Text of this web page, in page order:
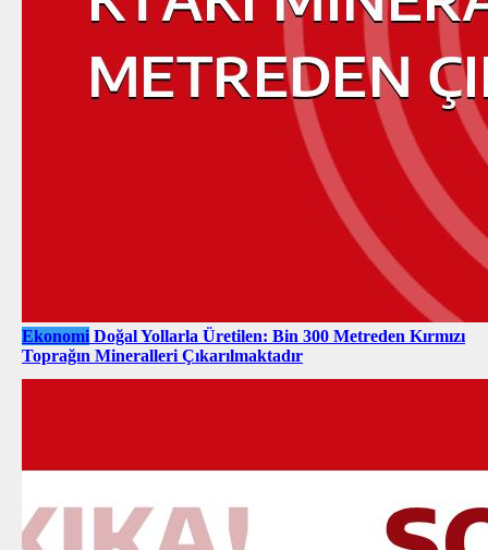
Ekonomi Doğal Yollarla Üretilen: Bin 300 Metreden Kırmızı
Toprağın Mineralleri Çıkarılmaktadır